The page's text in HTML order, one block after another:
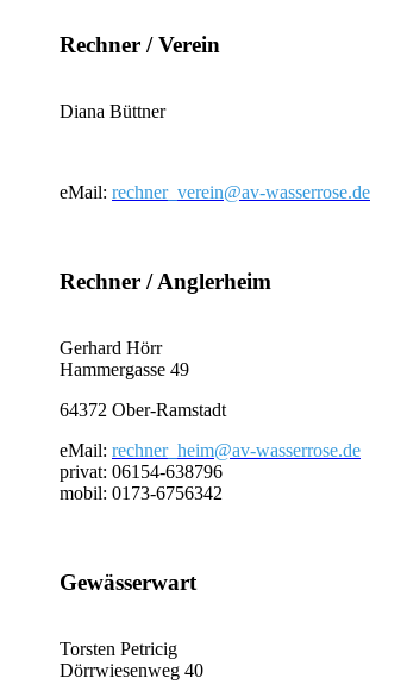
Rechner / Verein
Diana Büttner
eMail: rechner_verein@av-wasserrose.de
Rechner / Anglerheim
Gerhard Hörr
Hammergasse 49
64372 Ober-Ramstadt
eMail: rechner_heim@av-wasserrose.de
privat: 06154-638796
mobil: 0173-6756342
Gewässerwart
Torsten Petricig
Dörrwiesenweg 40